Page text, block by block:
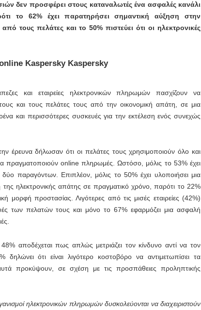
δεν προσφέρει στους καταναλωτές ένα ασφαλές κανάλι
το 62% έχει παρατηρήσει σημαντική αύξηση στην
τους πελάτες και το 50% πιστεύει ότι οι ηλεκτρονικές
και εταιρείες ηλεκτρονικών πληρωμών πασχίζουν να
και τους πελάτες τους από την οικονομική απάτη, σε μια
και περισσότερες συσκευές για την εκτέλεση ενός συνεχώς
έρευνα δήλωσαν ότι οι πελάτες τους χρησιμοποιούν όλο και
πραγματοποιούν online πληρωμές. Ωστόσο, μόλις το 53% έχει
παραγόντων. Επιπλέον, μόλις το 50% έχει υλοποιήσει μια
της ηλεκτρονικής απάτης σε πραγματικό χρόνο, παρότι το 22%
μορφή προστασίας. Λιγότερες από τις μισές εταιρείες (42%)
των πελατών τους και μόνο το 67% εφαρμόζει μια ασφαλή
αποδέχεται πως απλώς μετριάζει τον κίνδυνο αντί να τον
ότι είναι λιγότερο κοστοβόρο να αντιμετωπίσει τα
προκύψουν, σε σχέση με τις προσπάθειες προληπτικής
ηλεκτρονικών πληρωμών δυσκολεύονται να διαχειριστούν